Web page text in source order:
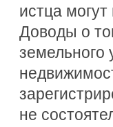
истца
Доводы о
земельного
не